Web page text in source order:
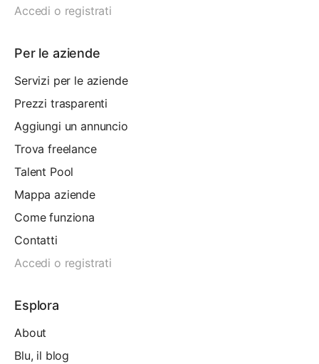
Accedi o registrati
Per le aziende
Servizi per le aziende
Prezzi trasparenti
Aggiungi un annuncio
Trova freelance
Talent Pool
Mappa aziende
Come funziona
Contatti
Accedi o registrati
Esplora
About
Blu, il blog